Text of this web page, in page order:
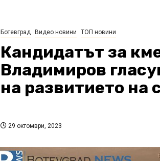
Ботевград Видео новини ТОП новини
Кандидатът за
Владимиров
на развитието на
29 октомври, 2023